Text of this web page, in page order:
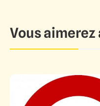
Vous aimerez